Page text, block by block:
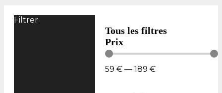
Filtrer
Tous les filtres
Prix
59 € — 189 €